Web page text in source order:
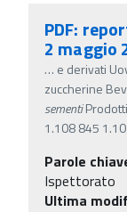
PDF:
2 maggio
… e derivati
zuccherine
sementi
1.108 845
Parole
Ispettorato
Ultima